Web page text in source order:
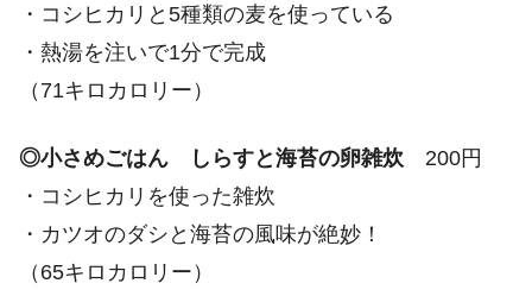
・コシヒカリと5種類の麦を使っている
・熱湯を注いで1分で完成
（71キロカロリー）
◎小さめごはん しらすと海苔の卵雑炊 200円
・コシヒカリを使った雑炊
・カツオのダシと海苔の風味が絶妙！
（65キロカロリー）